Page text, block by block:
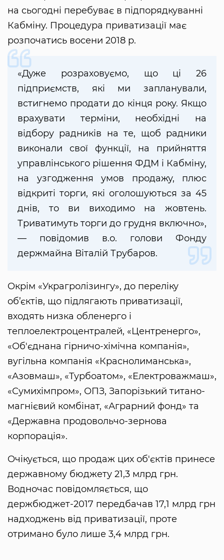
на сьогодні перебуває в підпорядкуванні
Кабміну. Процедура приватизації має
розпочатись восени 2018 р.
«Дуже розраховуємо, що ці 26
підприємств, які ми запланували,
встигнемо продати до кінця року. Якщо
врахувати терміни, необхідні на
відбору радників на те, щоб радники
виконали свої функції, на прийняття
управлінського рішення ФДМ і Кабміну,
на узгодження умов продажу, плюс
відкриті торги, які оголошуються за 45
днів, то ви виходимо на жовтень.
Триватимуть торги до грудня включно»,
— повідомив в.о. голови Фонду
держмайна Віталій Трубаров.
Окрім «Украгролізингу», до переліку
об’єктів, що підлягають приватизації,
входять низка обленерго і
теплоелектроцентралей, «Центренерго»,
«Об'єднана гірничо-хімічна компанія»,
вугільна компанія «Краснолиманська»,
«Азовмаш», «Турбоатом», «Електроважмаш»,
«Сумихімпром», ОПЗ, Запорізький титано-
магнієвий комбінат, «Аграрний фонд» та
«Державна продовольчо-зернова
корпорація».
Очікується, що продаж цих об'єктів принесе
державному бюджету 21,3 млрд грн.
Водночас повідомляється, що
держбюджет-2017 передбачав 17,1 млрд грн
надходжень від приватизації, проте
отримано було лише 3,4 млрд грн.